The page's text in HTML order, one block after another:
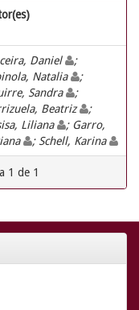
Daniel
;
Natalia
;
Sandra
;
Beatriz
;
Liliana
; Garro,
; Schell, Karina
1 de 1